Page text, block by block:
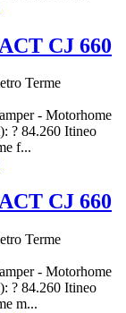
CJ 660
Terme
- Motorhome
? 84.260 Itineo
f...
CJ 660
Terme
- Motorhome
? 84.260 Itineo
m...